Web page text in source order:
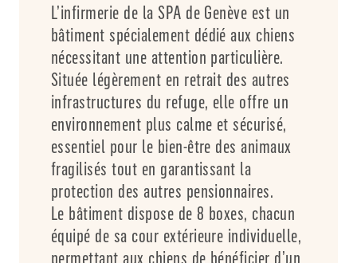
L’infirmerie de la SPA de Genève est un
bâtiment spécialement dédié aux chiens
nécessitant une attention particulière.
Située légèrement en retrait des autres
infrastructures du refuge, elle offre un
environnement plus calme et sécurisé,
essentiel pour le bien-être des animaux
fragilisés tout en garantissant la
protection des autres pensionnaires.
Le bâtiment dispose de 8 boxes, chacun
équipé de sa cour extérieure individuelle,
permettant aux chiens de bénéficier d’un